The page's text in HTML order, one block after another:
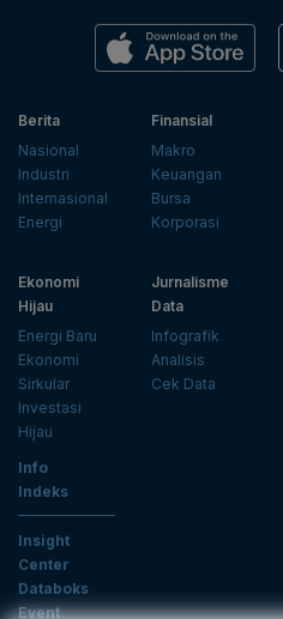
Berita
Nasional
Industri
Internasional
Energi
Finansial
Makro
Keuangan
Bursa
Korporasi
Ekonomi
Hijau
Energi Baru
Ekonomi
Sirkular
Investasi
Hijau
Jurnalisme
Data
Infografik
Analisis
Cek Data
Info
Indeks
Insight
Center
Databoks
Event